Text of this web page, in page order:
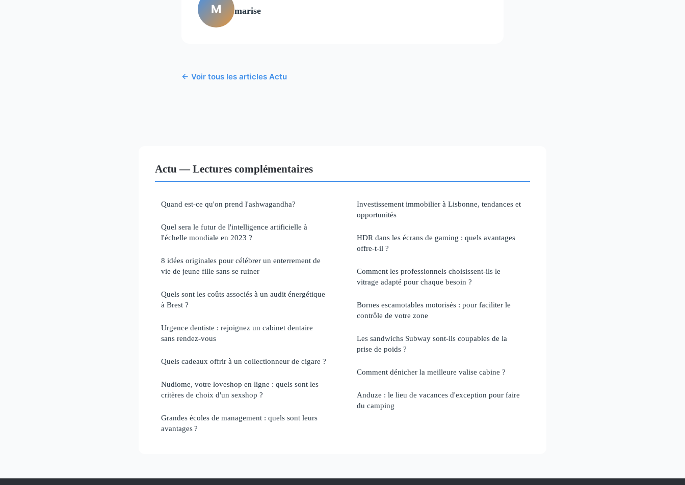
M marise
← Voir tous les articles Actu
Actu — Lectures complémentaires
Quand est-ce qu'on prend l'ashwagandha?
Quel sera le futur de l'intelligence artificielle à
l'échelle mondiale en 2023 ?
8 idées originales pour célébrer un enterrement de
vie de jeune fille sans se ruiner
Quels sont les coûts associés à un audit énergétique
à Brest ?
Urgence dentiste : rejoignez un cabinet dentaire
sans rendez-vous
Quels cadeaux offrir à un collectionneur de cigare ?
Nudiome, votre loveshop en ligne : quels sont les
critères de choix d'un sexshop ?
Grandes écoles de management : quels sont leurs
avantages ?
Investissement immobilier à Lisbonne, tendances et
opportunités
HDR dans les écrans de gaming : quels avantages
offre-t-il ?
Comment les professionnels choisissent-ils le
vitrage adapté pour chaque besoin ?
Bornes escamotables motorisés : pour faciliter le
contrôle de votre zone
Les sandwichs Subway sont-ils coupables de la
prise de poids ?
Comment dénicher la meilleure valise cabine ?
Anduze : le lieu de vacances d'exception pour faire
du camping